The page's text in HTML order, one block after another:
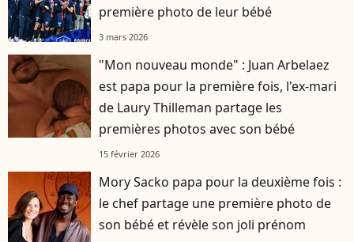
première photo de leur bébé
3 mars 2026
"Mon nouveau monde" : Juan Arbelaez
est papa pour la première fois, l'ex-mari
de Laury Thilleman partage les
premières photos avec son bébé
15 février 2026
Mory Sacko papa pour la deuxième fois :
le chef partage une première photo de
son bébé et révèle son joli prénom